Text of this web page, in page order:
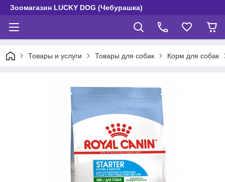
Зоомагазин LUCKY DOG (Чебурашка)
Товары и услуги Товары для собак Корм для собак